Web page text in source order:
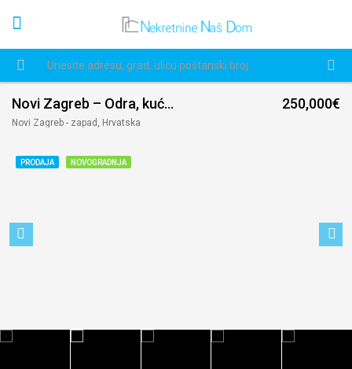
Novi Zagreb – Odra, kuće u nizu – NOVI PROJEKT
Novi Zagreb - zapad, Hrvatska
250,000€
PRODAJA NOVOGRADNJA